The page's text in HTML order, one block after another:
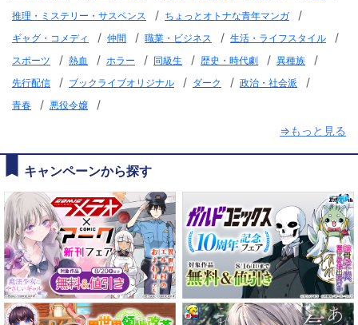
推理・ミステリー・サスペンス / ちょっとオトナな青年マンガ /
ギャグ・コメディ / 仲間 / 職業・ビジネス / 生活・ライフスタイル /
スポーツ / 熱血 / ホラー / 同級生 / 歴史・時代劇 / 異種族 /
先行配信 / ブックライブオリジナル / ダーク / 政治・社会派 /
青春 / 悪役令嬢
/
⇒もっと見る
キャンペーンから探す